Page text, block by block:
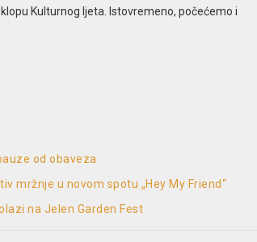
Kulturnog ljeta. Istovremeno, počećemo i
od obaveza
mržnje u novom spotu „Hey My Friend“
na Jelen Garden Fest